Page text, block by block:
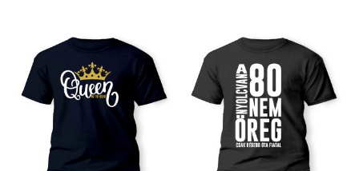
variációja
van.
A
termékoldalon
van.
A